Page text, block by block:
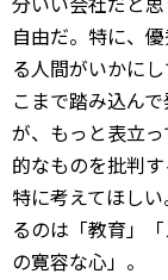
自由だ。特に、
る人間がいかに
こまで踏み込ん
が、もっと表立
的なものを批判
特に考えてほし
るのは「教育」
の寛容な心」。